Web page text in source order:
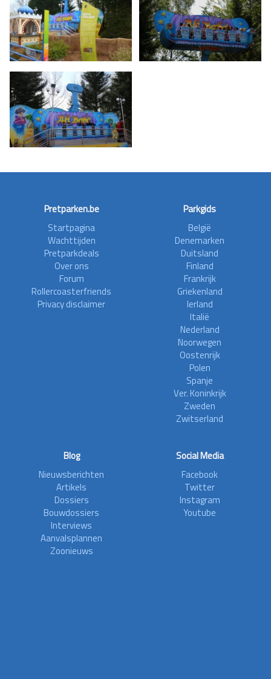
Pretparken.be
Startpagina
Wachttijden
Pretparkdeals
Over ons
Forum
Rollercoasterfriends
Privacy disclaimer
Parkgids
België
Denemarken
Duitsland
Finland
Frankrijk
Griekenland
Ierland
Italië
Nederland
Noorwegen
Oostenrijk
Polen
Spanje
Ver. Koninkrijk
Zweden
Zwitserland
Blog
Nieuwsberichten
Artikels
Dossiers
Bouwdossiers
Interviews
Aanvalsplannen
Zoonieuws
Social Media
Facebook
Twitter
Instagram
Youtube